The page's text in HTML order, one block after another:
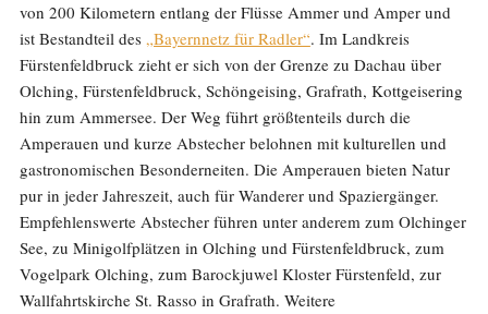
von 200 Kilometern entlang der Flüsse Ammer und Amper und
ist Bestandteil des „Bayernnetz für Radler“. Im Landkreis
Fürstenfeldbruck zieht er sich von der Grenze zu Dachau über
Olching, Fürstenfeldbruck, Schöngeising, Grafrath, Kottgeisering
hin zum Ammersee. Der Weg führt größtenteils durch die
Amperauen und kurze Abstecher belohnen mit kulturellen und
gastronomischen Besonderneiten. Die Amperauen bieten Natur
pur in jeder Jahreszeit, auch für Wanderer und Spaziergänger.
Empfehlenswerte Abstecher führen unter anderem zum Olchinger
See, zu Minigolfplätzen in Olching und Fürstenfeldbruck, zum
Vogelpark Olching, zum Barockjuwel Kloster Fürstenfeld, zur
Wallfahrtskirche St. Rasso in Grafrath. Weitere